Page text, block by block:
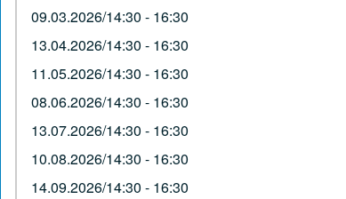
09.03.2026/14:30 - 16:30
13.04.2026/14:30 - 16:30
11.05.2026/14:30 - 16:30
08.06.2026/14:30 - 16:30
13.07.2026/14:30 - 16:30
10.08.2026/14:30 - 16:30
14.09.2026/14:30 - 16:30